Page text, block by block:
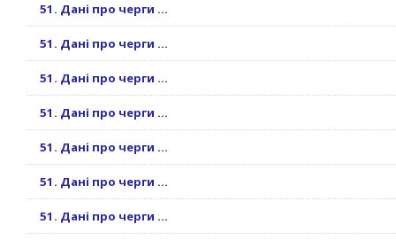
51. Дані про черги ...
51. Дані про черги ...
51. Дані про черги ...
51. Дані про черги ...
51. Дані про черги ...
51. Дані про черги ...
51. Дані про черги ...